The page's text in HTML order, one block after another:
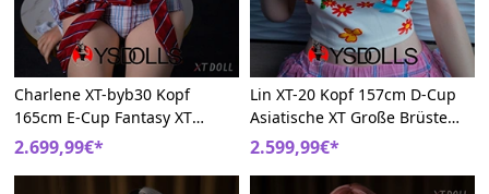
Charlene XT-byb30 Kopf
165cm E-Cup Fantasy XT
Silikon Modisch Liebespuppe
2.699,99€*
Lin XT-20 Kopf 157cm D-Cup
Asiatische XT Große Brüste
Silikon Sexpuppe
2.599,99€*